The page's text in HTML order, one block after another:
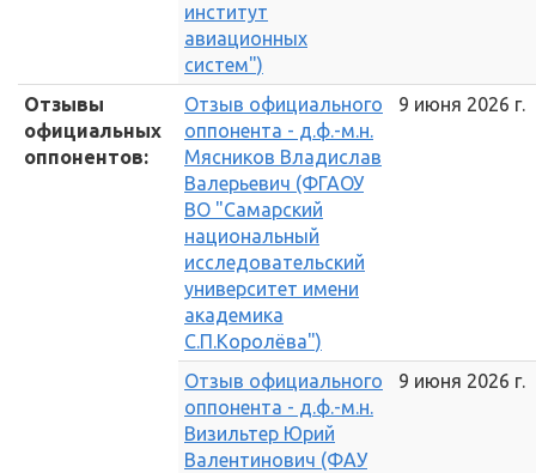
институт
авиационных
систем")
Отзывы
официальных
оппонентов:
Отзыв официального
оппонента - д.ф.-м.н.
Мясников Владислав
Валерьевич (ФГАОУ
ВО "Самарский
национальный
исследовательский
университет имени
академика
С.П.Королёва")
9 июня 2026 г.
Отзыв официального
оппонента - д.ф.-м.н.
Визильтер Юрий
Валентинович (ФАУ
9 июня 2026 г.